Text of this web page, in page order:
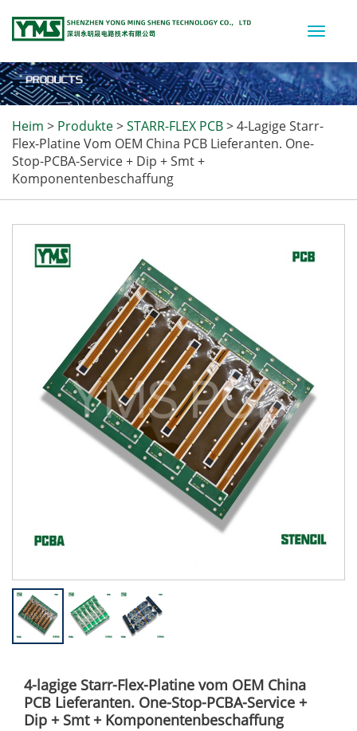
Toggle
Heim > Produkte>STARR-FLEX PCB>4-Lagige Starr-
Flex-Platine Vom OEM China PCB Lieferanten. One-
Stop-PCBA-Service + Dip + Smt +
Komponentenbeschaffung
4-lagige Starr-Flex-Platine vom OEM China
PCB Lieferanten. One-Stop-PCBA-Service +
Dip + Smt + Komponentenbeschaffung